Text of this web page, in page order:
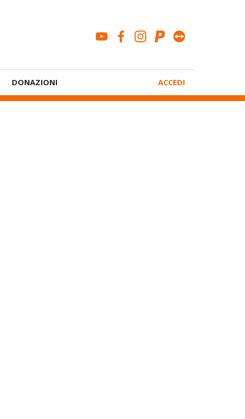
youtubefacebook
instagram
paypal
DONAZIONI
Account
ACCEDI